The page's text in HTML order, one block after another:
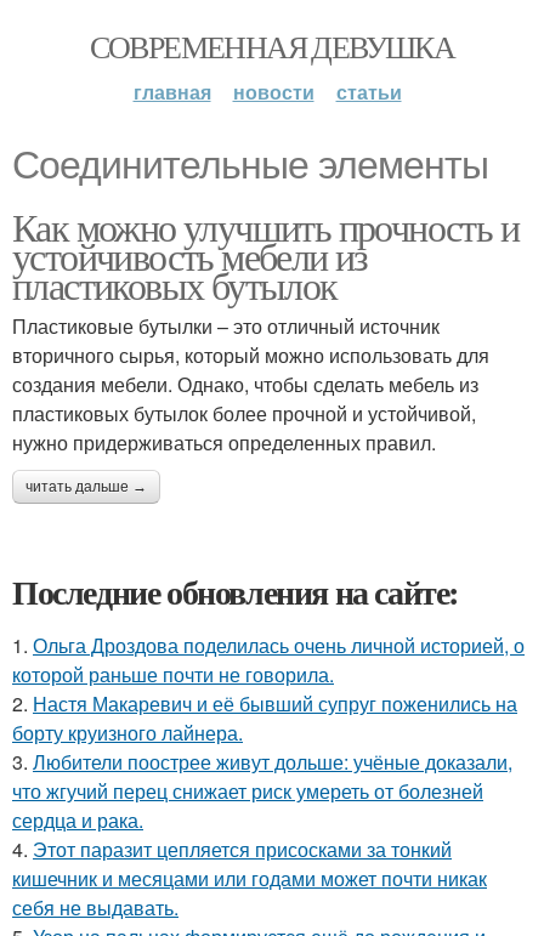
СОВРЕМЕННАЯ ДЕВУШКА
главная новости статьи
Соединительные элементы
Как можно улучшить прочность и
устойчивость мебели из
пластиковых бутылок
Пластиковые бутылки – это отличный источник
вторичного сырья, который можно использовать для
создания мебели. Однако, чтобы сделать мебель из
пластиковых бутылок более прочной и устойчивой,
нужно придерживаться определенных правил.
читать дальше →
Последние обновления на сайте:
1. Ольга Дроздова поделилась очень личной историей, о
которой раньше почти не говорила.
2. Настя Макаревич и её бывший супруг поженились на
борту круизного лайнера.
3. Любители поострее живут дольше: учёные доказали,
что жгучий перец снижает риск умереть от болезней
сердца и рака.
4. Этот паразит цепляется присосками за тонкий
кишечник и месяцами или годами может почти никак
себя не выдавать.